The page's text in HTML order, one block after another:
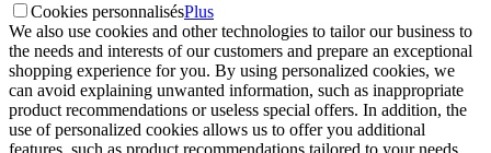
Cookies personnalisésPlus
We also use cookies and other technologies to tailor our business to
the needs and interests of our customers and prepare an exceptional
shopping experience for you. By using personalized cookies, we
can avoid explaining unwanted information, such as inappropriate
product recommendations or useless special offers. In addition, the
use of personalized cookies allows us to offer you additional
features, such as product recommendations tailored to your needs.